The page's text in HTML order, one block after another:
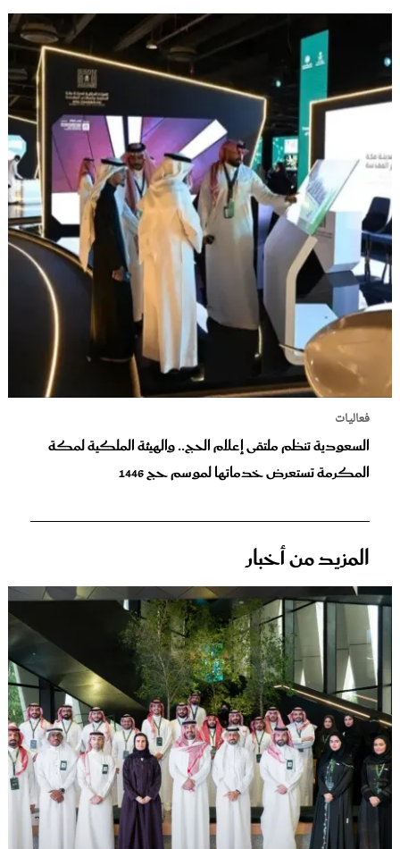
فعاليات
السعودية تنظم ملتقى إعلام الحج.. والهيئة الملكية لمكة
المكرمة تستعرض خدماتها لموسم حج 1446
المزيد من أخبار